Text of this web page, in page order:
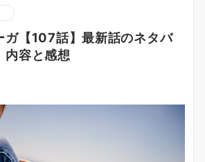
ガ【107話】最新話のネタバ
内容と感想